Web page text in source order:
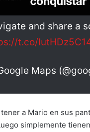
and share a
t.co/
Maps
a Mario en sus
simplemente